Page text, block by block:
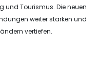
und Tourismus. Die neuen
weiter stärken und
vertiefen.